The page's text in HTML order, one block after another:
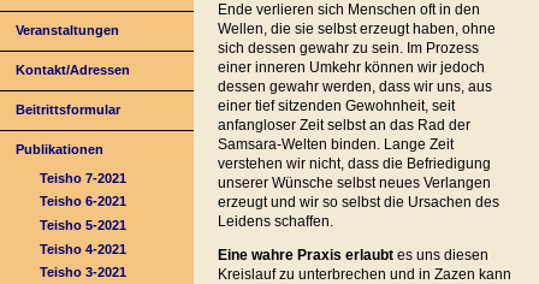
Veranstaltungen
Kontakt/Adressen
Beitrittsformular
Publikationen
Teisho 7-2021
Teisho 6-2021
Teisho 5-2021
Teisho 4-2021
Teisho 3-2021
Ende verlieren sich Menschen oft in den
Wellen, die sie selbst erzeugt haben, ohne
sich dessen gewahr zu sein. Im Prozess
einer inneren Umkehr können wir jedoch
dessen gewahr werden, dass wir uns, aus
einer tief sitzenden Gewohnheit, seit
anfangloser Zeit selbst an das Rad der
Samsara-Welten binden. Lange Zeit
verstehen wir nicht, dass die Befriedigung
unserer Wünsche selbst neues Verlangen
erzeugt und wir so selbst die Ursachen des
Leidens schaffen.
Eine wahre Praxis erlaubtes uns diesen
Kreislauf zu unterbrechen und in Zazen kann